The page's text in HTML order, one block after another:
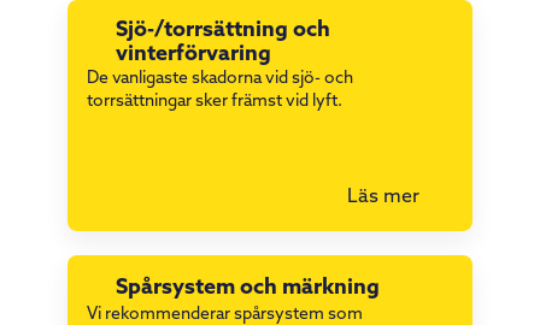
Sjö-/torrsättning och
vinterförvaring
De vanligaste skadorna vid sjö- och
torrsättningar sker främst vid lyft.
Läs mer
Spårsystem och märkning
Vi rekommenderar spårsystem som